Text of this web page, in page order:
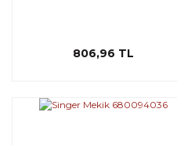
806,96 TL